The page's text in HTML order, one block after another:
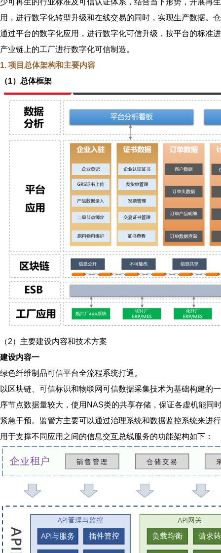
用，进行数字化转型升级和在线交易的同时，实现生产数据。
通过平台的数字化应用，进行数字化可信升级，按平台的标准
产业链上的工厂进行数字化可信制造。
1. 项目总体架构和主要内容
（1）总体框架
（2） 主要建设内容和技术方案
建设内容一
绿色纤维制品可信平台全流程系统打通。
以区块链、可信标识和物联网可信数据采集技术为基础构建的
序节点数据量较大，使用NAS类的共享存储，保证各虚机能同
紧急干预。监管方主要可以通过治理系统和数据监控系统来进
用于支撑不同应用之间的信息交互总线服务的功能架构如下：